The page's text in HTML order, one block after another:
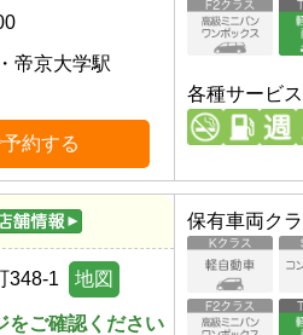
帝京大学駅
約する
各種サービス
348-1 地図
をご確認ください
保有車両ク